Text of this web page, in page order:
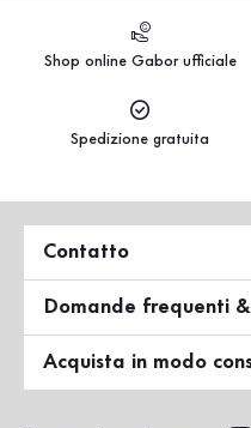
Shop online Gabor ufficiale
Spedizione gratuita
Contatto
Domande frequenti
Acquista in modo